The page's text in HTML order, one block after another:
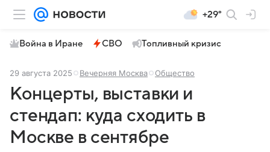
+29°
Война в Иране СВО Топливный кризис
29 августа 2025 Вечерняя Москва Общество
Концерты, выставки и
стендап: куда сходить в
Москве в сентябре